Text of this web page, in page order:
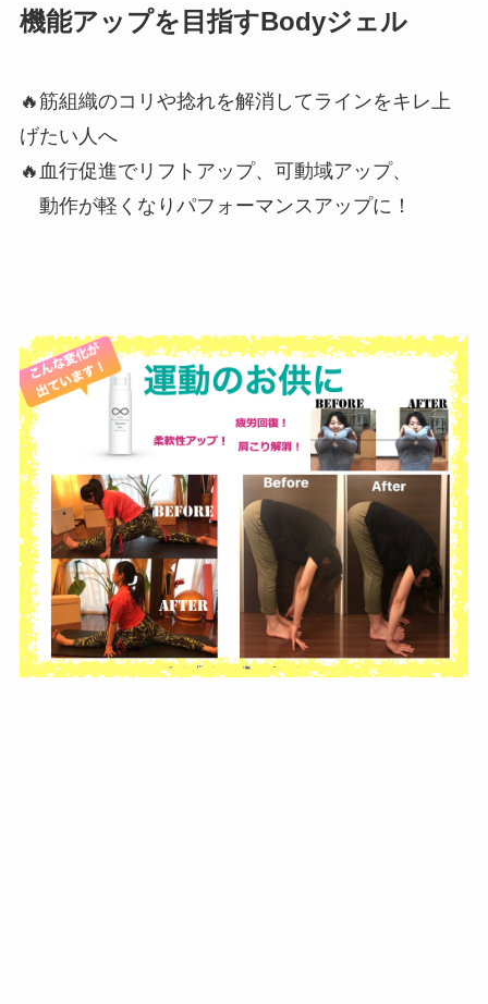
機能アップを目指すBodyジェル
🔥筋組織のコリや捻れを解消してラインをキレ上
げたい人へ
🔥 血行促進でリフトアップ、可動域アップ、
動作が軽くなりパフォーマンスアップに！